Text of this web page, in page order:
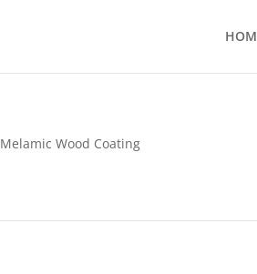
Melamic Wood Coating